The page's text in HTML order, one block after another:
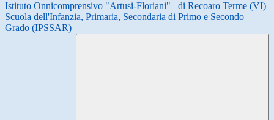
Istituto Onnicomprensivo "Artusi-Floriani"
di Recoaro Terme (VI)
Scuola dell'Infanzia, Primaria, Secondaria di Primo e Secondo
Grado (IPSSAR)